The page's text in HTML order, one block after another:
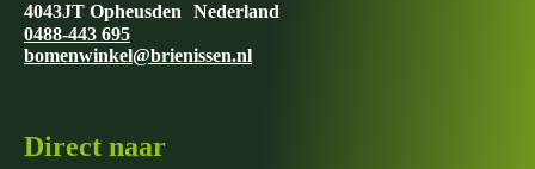
4043JT Opheusden Nederland
0488-443 695
bomenwinkel@brienissen.nl
Direct naar